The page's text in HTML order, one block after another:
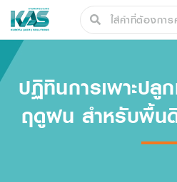
ปฏิทินการเพาะปลู
ฤดูฝน สำหรับพื้น